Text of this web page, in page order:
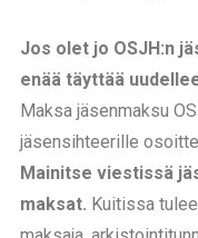
Jos olet jo OSJH:n
enää täyttää
Maksa jäsenmaksu
jäsensihteerille
Mainitse viestissä
maksat. Kuitissa